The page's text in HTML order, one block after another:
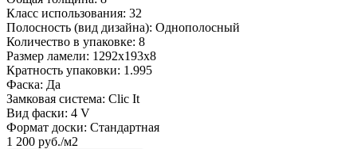
Класс использования: 32
Полосность (вид дизайна): Однополосный
Количество в упаковке: 8
Размер ламели: 1292х193х8
Кратность упаковки: 1.995
Фаска: Да
Замковая система: Clic It
Вид фаски: 4 V
Формат доски: Стандартная
1 200 руб./м2